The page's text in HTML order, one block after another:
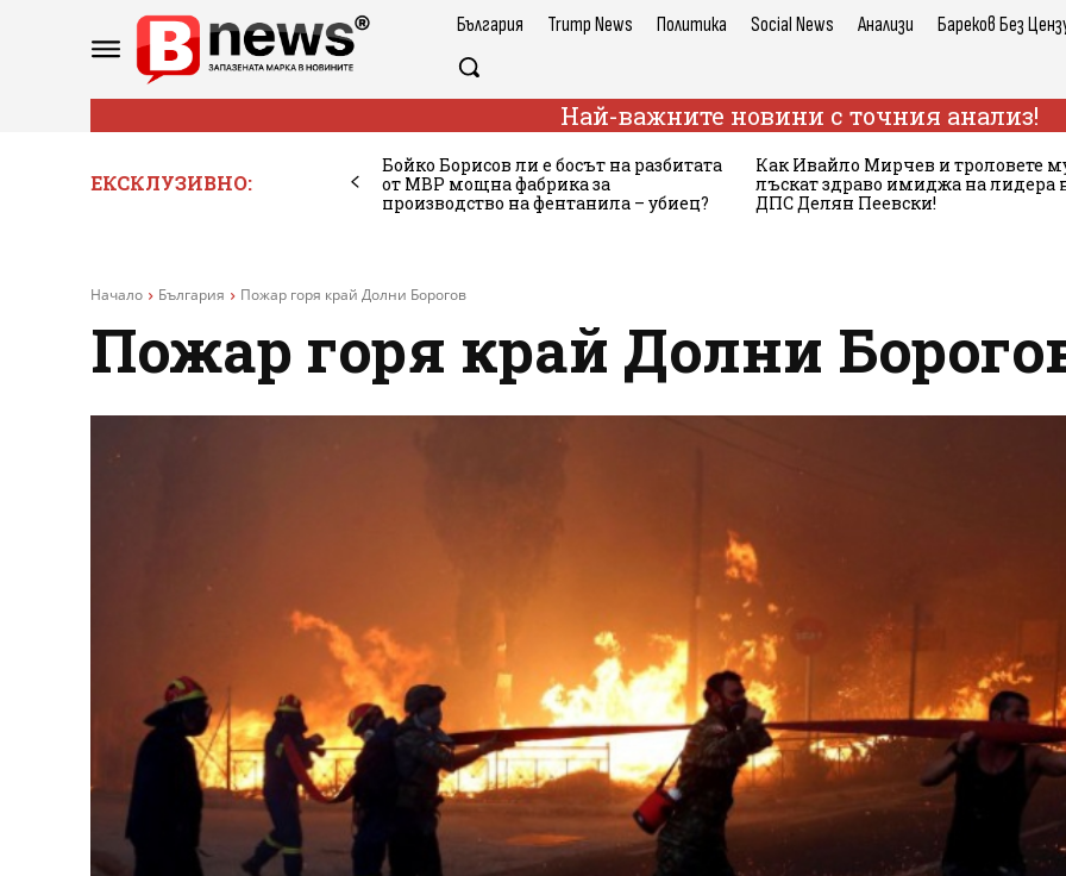
България Trump News Политика Social News Анализи Бареков Без
Най-важните новини с точния анализ!
ЕКСКЛУЗИВНО:
Бойко Борисов ли е босът на разбитата
от МВР мощна фабрика за
производство на фентанила – убиец?
Как Ивайло Мирчев и троловете
лъскат здраво имиджа на лидера
ДПС Делян Пеевски!
Начало България Пожар горя край Долни Борогов
Пожар горя край Долни